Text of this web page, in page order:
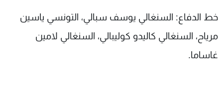
خط الدفاع: السنغالي يوسف سبالي، التونسي ياسين
مرياح، السنغالي كاليدو كوليبالي، السنغالي لامين
غاساما.